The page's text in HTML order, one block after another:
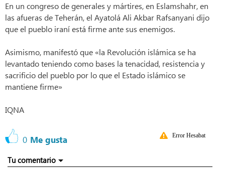
En un congreso de generales y mártires, en Eslamshahr, en
las afueras de Teherán, el Ayatolá Ali Akbar Rafsanyani dijo
que el pueblo iraní está firme ante sus enemigos.
Asimismo, manifestó que «la Revolución islámica se ha
levantado teniendo como bases la tenacidad, resistencia y
sacrificio del pueblo por lo que el Estado islámico se
mantiene firme»
IQNA
0 Me gusta Error Hesabat
Tu comentario